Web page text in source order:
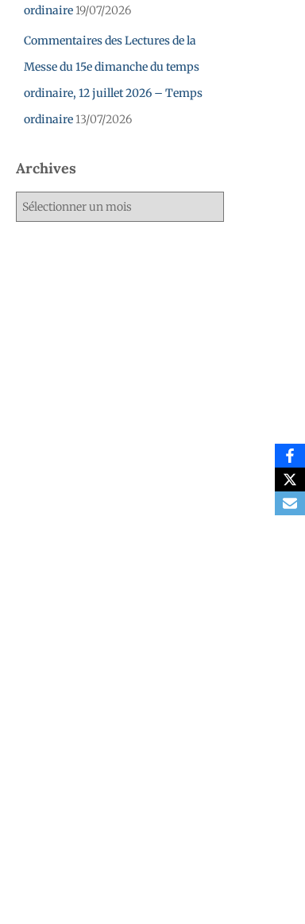
ordinaire 19/07/2026
Commentaires des Lectures de la
Messe du 15e dimanche du temps
ordinaire, 12 juillet 2026 – Temps
ordinaire 13/07/2026
Archives